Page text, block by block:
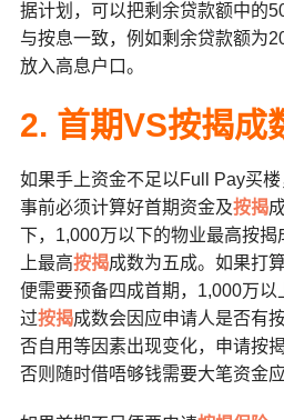
据计划，可以把剩余贷款额中的
与按息一致，例如剩余贷款额为
放入高息户口。
2. 首期VS按揭成
如果手上资金不足以Full Pay买
事前必须计算好首期资金及按揭
下，1,000万以下的物业最高按揭
上最高按揭成数为五成。如果打
便需要预备四成首期，1,000万
过按揭成数会因应申请人是否有
否自用等因素出现变化，申请按
否则随时借唔够钱需要大笔资金应